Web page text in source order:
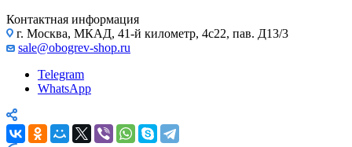
Контактная информация
г. Москва, МКАД, 41-й километр, 4с22, пав. Д13/3
sale@obogrev-shop.ru
Telegram
WhatsApp